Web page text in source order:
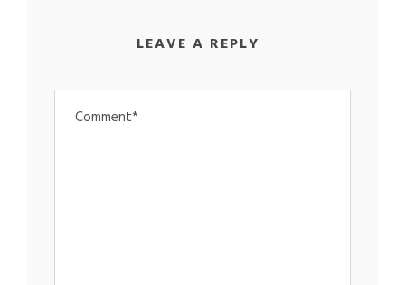
LEAVE A REPLY